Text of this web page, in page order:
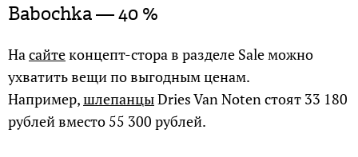
Babochka — 40 %
Насайтеконцепт-стора в разделе Sale можно
ухватить вещи по выгодным ценам.
Например,шлепанцыDries Van Noten стоят 33 180
рублей вместо 55 300 рублей.